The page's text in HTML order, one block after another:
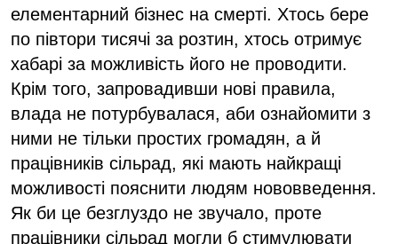
елементарний бізнес на смерті. Хтось бере
по півтори тисячі за розтин, хтось отримує
хабарі за можливість його не проводити.
Крім того, запровадивши нові правила,
влада не потурбувалася, аби ознайомити з
ними не тільки простих громадян, а й
працівників сільрад, які мають найкращі
можливості пояснити людям нововведення.
Як би це безглуздо не звучало, проте
працівники сільрад могли б стимулювати